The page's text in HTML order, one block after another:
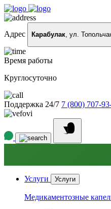
Адрес Карабулак, ул.
Время работы
Круглосуточно
Поддержка 24/7 7 (800) 707-
Услуги Услуги
Медикаментозные